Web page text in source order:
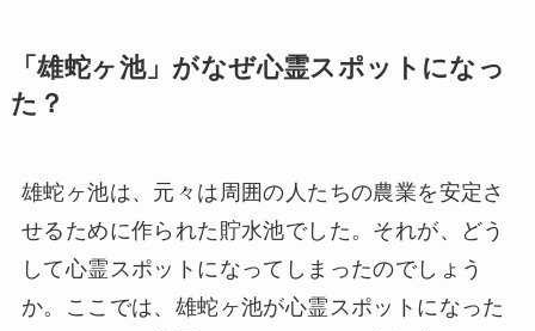
「雄蛇ヶ池」がなぜ心霊スポットになっ
た？
雄蛇ヶ池は、元々は周囲の人たちの農業を安定さ
せるために作られた貯水池でした。それが、どう
して心霊スポットになってしまったのでしょう
か。ここでは、雄蛇ヶ池が心霊スポットになった